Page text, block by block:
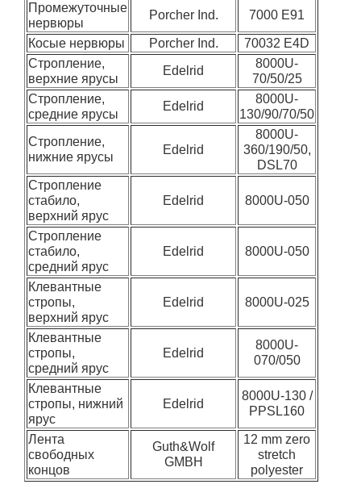
Промежуточные
нервюры
Porcher Ind. 7000 E91
Косые нервюры Porcher Ind.
70032 E4D
Стропление,
верхние ярусы
Edelrid
8000U-
70/50/25
Стропление,
средние ярусы
Edelrid
8000U-
130/90/70/50
Стропление,
нижние ярусы
Edelrid
8000U-
360/190/50,
DSL70
Стропление
стабило,
верхний ярус
Edelrid 8000U-050
Стропление
стабило,
средний ярус
Edelrid 8000U-050
Клевантные
стропы,
верхний ярус
Edelrid 8000U-025
Клевантные
стропы,
средний ярус
Edelrid
8000U-
070/050
Клевантные
стропы, нижний
ярус
Edelrid
8000U-130 /
PPSL160
Лента
свободных
концов
Guth&Wolf
GMBH
12 mm zero
stretch
polyester